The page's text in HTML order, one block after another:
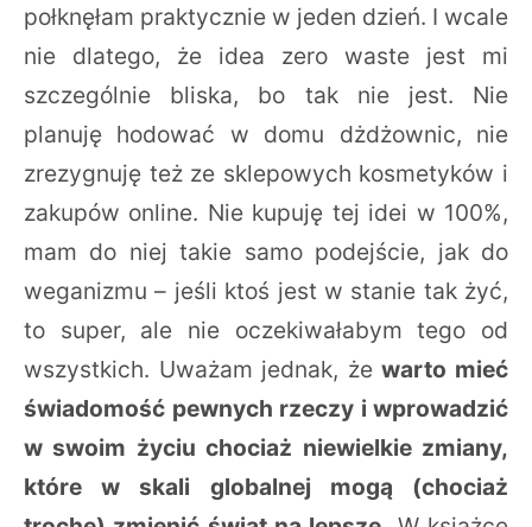
połknęłam praktycznie w jeden dzień. I wcale
nie dlatego, że idea zero waste jest mi
szczególnie bliska, bo tak nie jest. Nie
planuję hodować w domu dżdżownic, nie
zrezygnuję też ze sklepowych kosmetyków i
zakupów online. Nie kupuję tej idei w 100%,
mam do niej takie samo podejście, jak do
weganizmu – jeśli ktoś jest w stanie tak żyć,
to super, ale nie oczekiwałabym tego od
wszystkich. Uważam jednak, żewarto mieć
świadomość pewnych rzeczy i wprowadzić
w swoim życiu chociaż niewielkie zmiany,
które w skali globalnej mogą (chociaż